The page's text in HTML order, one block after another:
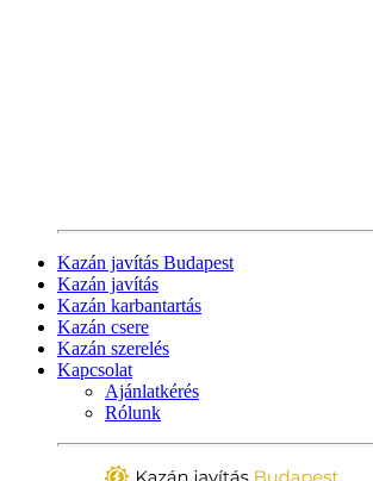
Kazán javítás Budapest
Kazán javítás
Kazán karbantartás
Kazán csere
Kazán szerelés
Kapcsolat
Ajánlatkérés
Rólunk